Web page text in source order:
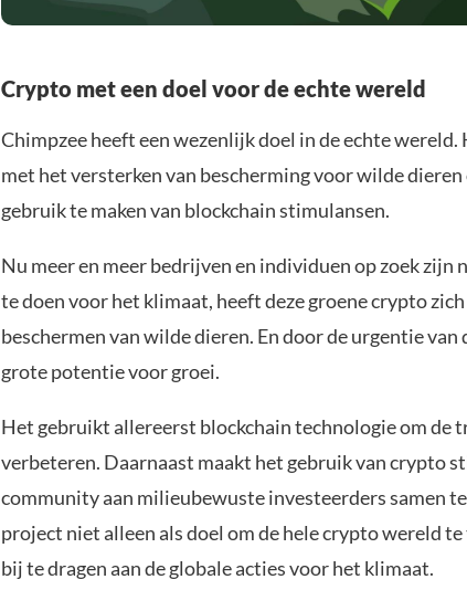
Crypto met een doel voor de echte wereld
Chimpzee heeft een wezenlijk doel in de echte
met het versterken van bescherming voor wilde
gebruik te maken van blockchain stimulansen.
Nu meer en meer bedrijven en individuen op zoek zijn
te doen voor het klimaat, heeft deze groene crypto
beschermen van wilde dieren. En door de urgentie van
grote potentie voor groei.
Het gebruikt allereerst blockchain technologie om de
verbeteren. Daarnaast maakt het gebruik van crypto
community aan milieubewuste investeerders samen
project niet alleen als doel om de hele crypto wereld
bij te dragen aan de globale acties voor het klimaat.